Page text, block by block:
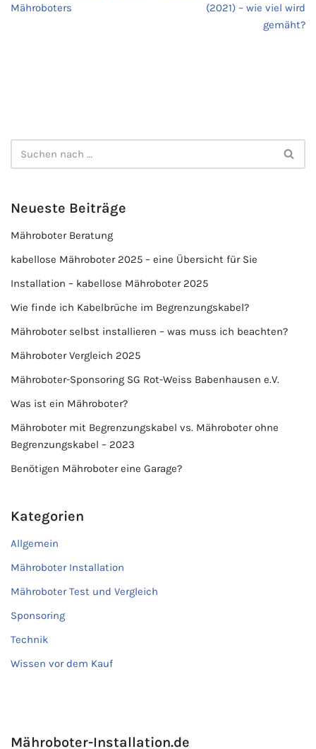
Mähroboters
(2021) – wie viel wird
gemäht?
Neueste Beiträge
Mähroboter Beratung
kabellose Mähroboter 2025 – eine Übersicht für Sie
Installation – kabellose Mähroboter 2025
Wie finde ich Kabelbrüche im Begrenzungskabel?
Mähroboter selbst installieren – was muss ich beachten?
Mähroboter Vergleich 2025
Mähroboter-Sponsoring SG Rot-Weiss Babenhausen e.V.
Was ist ein Mähroboter?
Mähroboter mit Begrenzungskabel vs. Mähroboter ohne
Begrenzungskabel – 2023
Benötigen Mähroboter eine Garage?
Kategorien
Allgemein
Mähroboter Installation
Mähroboter Test und Vergleich
Sponsoring
Technik
Wissen vor dem Kauf
Mähroboter-Installation.de